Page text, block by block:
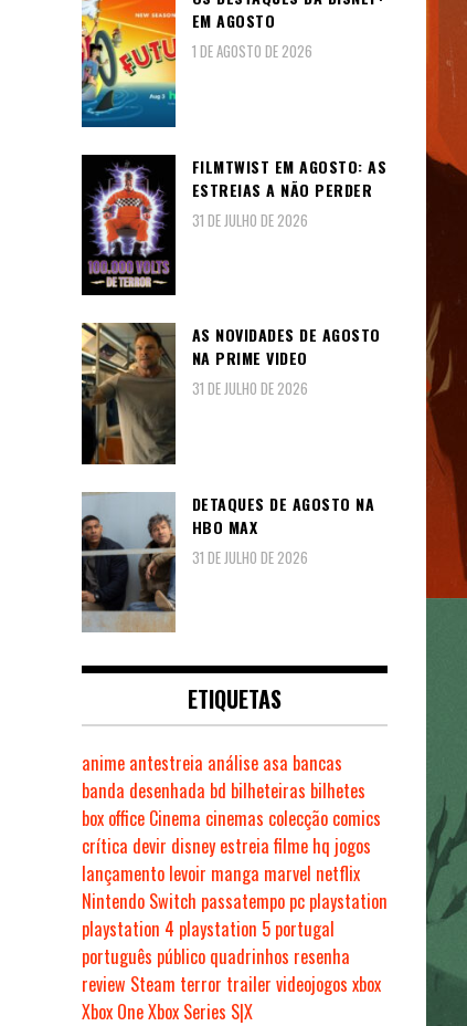
EM AGOSTO
1 DE AGOSTO DE 2026
FILMTWIST EM AGOSTO: AS
ESTREIAS A NÃO PERDER
31 DE JULHO DE 2026
AS NOVIDADES DE AGOSTO
NA PRIME VIDEO
31 DE JULHO DE 2026
DETAQUES DE AGOSTO NA
HBO MAX
31 DE JULHO DE 2026
ETIQUETAS
anime antestreia análise asa bancas
banda desenhada bd bilheteiras bilhetes
box office Cinema cinemas colecção comics
crítica devir disney estreiafilme hq jogos
lançamento levoir manga marvel netflix
Nintendo Switch passatempo pc playstation
playstation 4 playstation 5 portugal
português público quadrinhos resenha
review Steam terror trailer videojogos xbox
Xbox OneXbox Series S|X